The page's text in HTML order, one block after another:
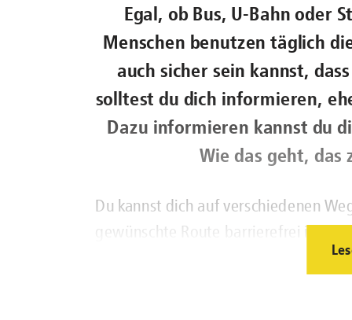
Egal, ob Bus, U-Bahn oder
Menschen benutzen täglich
auch sicher sein kannst,
solltest du dich informieren,
Dazu informieren kannst du
Wie das geht,
Du kannst dich auf verschiedenen
gewünschte Route barrierefrei ist.